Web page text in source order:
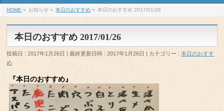
HOME » お知らせ » 本日のおすすめ » 本日のおすすめ 2017/01/26
本日のおすすめ 2017/01/26
投稿日 : 2017年1月26日 最終更新日時 : 2017年1月26日 カテゴリー :本日のおすす
め
『本日のおすすめ』